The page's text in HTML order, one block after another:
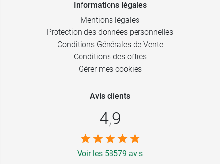
Informations légales
Mentions légales
Protection des données personnelles
Conditions Générales de Vente
Conditions des offres
Gérer mes cookies
Avis clients
4,9
Voir les 58579 avis